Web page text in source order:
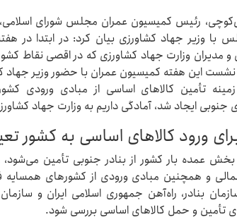
رئیس کمیسیون عمران مجلس شورای
وزیر جهاد کشاورزی بیان کرد: در ابتدا در
و مدیران وزارت جهاد کشاورزی که در اقصی نقاط
نشست این هفته کمیسیون عمران با حضور وزیر جهاد
تأمین کالاهای اساسی از مبادی ورودی
ایجاد شد، آمادگی داریم به وزارت جهاد
ورود کالاهای اساسی به کشور
بخش عمده بار کشور از بنادر جنوبی تأمین می‌شود،
و همچنین مبادی ورودی از کشورهای همسایه
بنادر، راه‌آهن جمهوری اسلامی ایران و سازمان
تأمین و حمل کالاهای اساسی بررسی شود.